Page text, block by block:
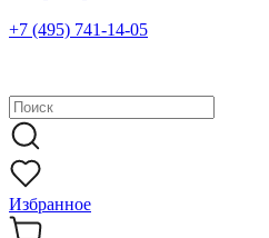
+7 (495) 741-14-05
Избранное